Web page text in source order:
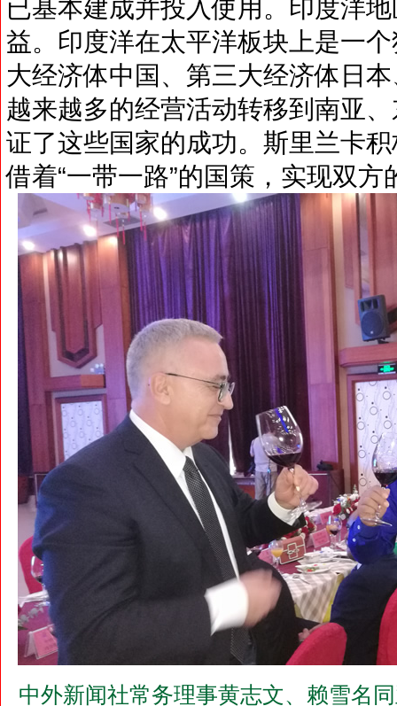
已基本建成并投入使用。印度洋
益。印度洋在太平洋板块上是一
大经济体中国、第三大经济体日
越来越多的经营活动转移到南亚
证了这些国家的成功。斯里兰卡
借着“一带一路”的国策，实现双方
中外新闻社常务理事黄志文、赖雪名